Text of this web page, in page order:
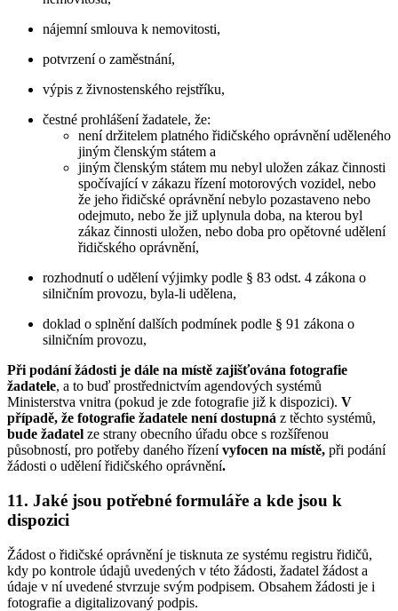
nájemní smlouva k nemovitosti,
potvrzení o zaměstnání,
výpis z živnostenského rejstříku,
čestné prohlášení žadatele, že:
není držitelem platného řidičského oprávnění uděleného
jiným členským státem a
jiným členským státem mu nebyl uložen zákaz činnosti
spočívající v zákazu řízení motorových vozidel, nebo
že jeho řidičské oprávnění nebylo pozastaveno nebo
odejmuto, nebo že již uplynula doba, na kterou byl
zákaz činnosti uložen, nebo doba pro opětovné udělení
řidičského oprávnění,
rozhodnutí o udělení výjimky podle § 83 odst. 4 zákona o
silničním provozu, byla-li udělena,
doklad o splnění dalších podmínek podle § 91 zákona o
silničním provozu,
Při podání žádosti je dále na místě zajišťována fotografie
žadatele, a to buď prostřednictvím agendových systémů
Ministerstva vnitra (pokud je zde fotografie již k dispozici). V
případě, že fotografie žadatele není dostupná z těchto systémů,
bude žadatel ze strany obecního úřadu obce s rozšířenou
působností, pro potřeby daného řízenívyfocen na místě, při podání
žádosti o udělení řidičského oprávnění.
11. Jaké jsou potřebné formuláře a kde jsou k
dispozici
Žádost o řidičské oprávnění je tisknuta ze systému registru řidičů,
kdy po kontrole údajů uvedených v této žádosti, žadatel žádost a
údaje v ní uvedené stvrzuje svým podpisem. Obsahem žádosti je i
fotografie a digitalizovaný podpis.